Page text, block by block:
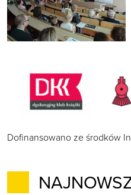
Dofinansowano ze środków